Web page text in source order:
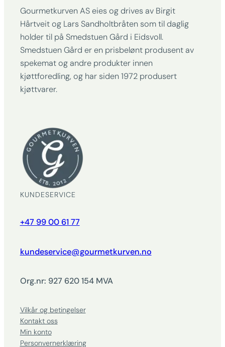
Gourmetkurven AS eies og drives av Birgit
Hårtveit og Lars Sandholtbråten som til daglig
holder til på Smedstuen Gård i Eidsvoll.
Smedstuen Gård er en prisbelønt produsent av
spekemat og andre produkter innen
kjøttforedling, og har siden 1972 produsert
kjøttvarer.
KUNDESERVICE
+47 99 00 61 77
kundeservice@gourmetkurven.no
Org.nr: 927 620 154 MVA
Vilkår og betingelser
Kontakt oss
Min konto
Personvernerklæring